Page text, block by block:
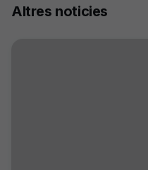
Altres noticies